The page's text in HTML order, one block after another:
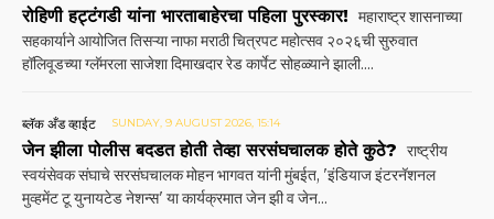
रोहिणी हट्टंगडी यांना भारताबाहेरचा पहिला पुरस्कार! महाराष्ट्र शासनाच्या
सहकार्याने आयोजित तिसऱ्या नाफा मराठी चित्रपट महोत्सव २०२६ची सुरुवात
हॉलिवूडच्या ग्लॅमरला साजेशा दिमाखदार रेड कार्पेट सोहळ्याने झाली....
ब्लॅक अँड व्हाईट SUNDAY, 9 AUGUST 2026, 15:14
जेन झीला पोलीस बदडत होती तेव्हा सरसंघचालक होते कुठे? राष्ट्रीय
स्वयंसेवक संघाचे सरसंघचालक मोहन भागवत यांनी मुंबईत, 'इंडियाज इंटरनॅशनल
मुव्हमेंट टू युनायटेड नेशन्स' या कार्यक्रमात जेन झी व जेन...